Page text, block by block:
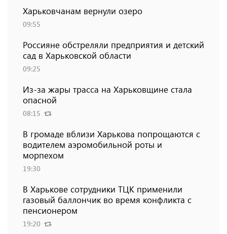
Харьковчанам вернули озеро
09:55
Россияне обстреляли предприятия и детский
сад в Харьковской области
09:25
Из-за жары трасса на Харьковщине стала
опасной
08:15
В громаде вблизи Харькова попрощаются с
водителем аэромобильной роты и
морпехом
19:30
В Харькове сотрудники ТЦК применили
газовый баллончик во время конфликта с
пенсионером
19:20